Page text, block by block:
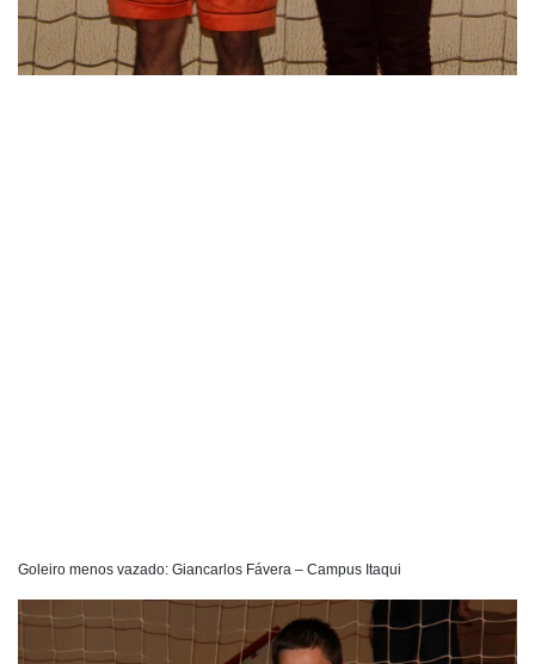
Goleiro menos vazado: Giancarlos Fávera – Campus Itaqui